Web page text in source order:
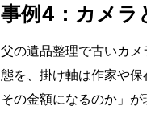
事例4：カメラ
父の遺品整理で古いカ
態を、掛け軸は作家や
その金額になるのか」